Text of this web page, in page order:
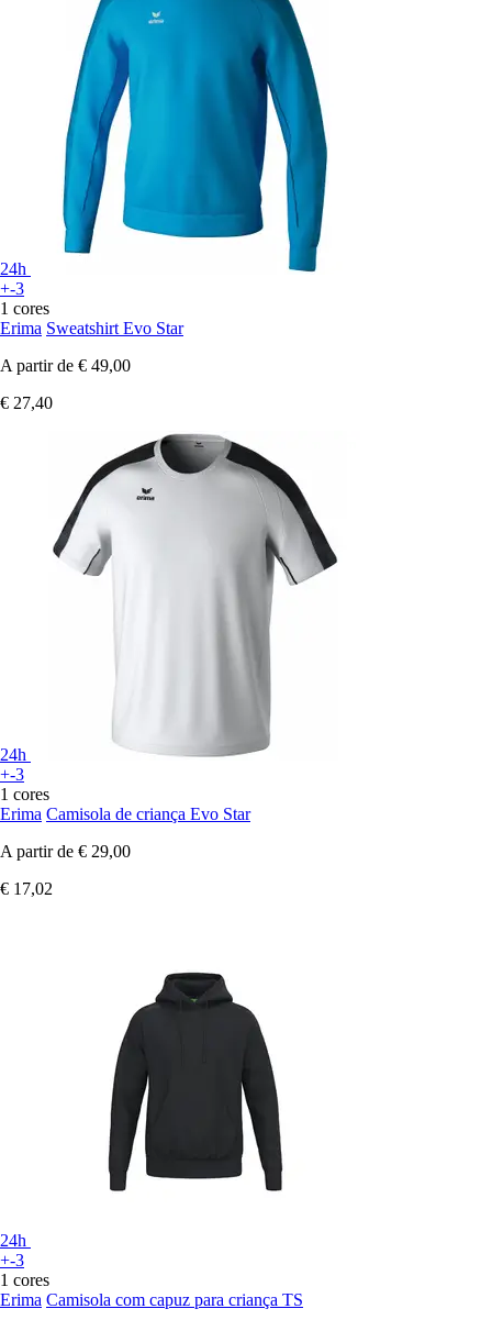
24h
+-3
1 cores
Erima Sweatshirt Evo Star
A partir de € 49,00
€ 27,40
24h
+-3
1 cores
Erima Camisola de criança Evo Star
A partir de € 29,00
€ 17,02
24h
+-3
1 cores
Erima Camisola com capuz para criança TS